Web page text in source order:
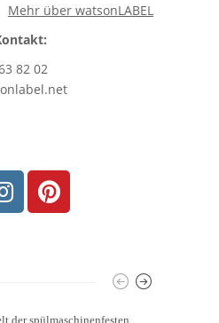
Mehr über watsonLABEL
82 02
der spülmaschinenfesten